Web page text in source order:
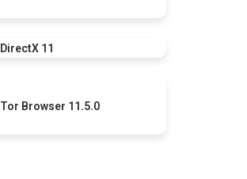
DirectX 11
Tor Browser 11.5.0